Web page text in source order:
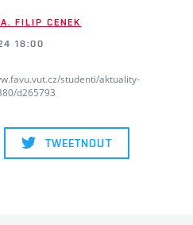
FILIP CENEK
18:00
studenti/aktuality-
d265793
TWEETNOUT